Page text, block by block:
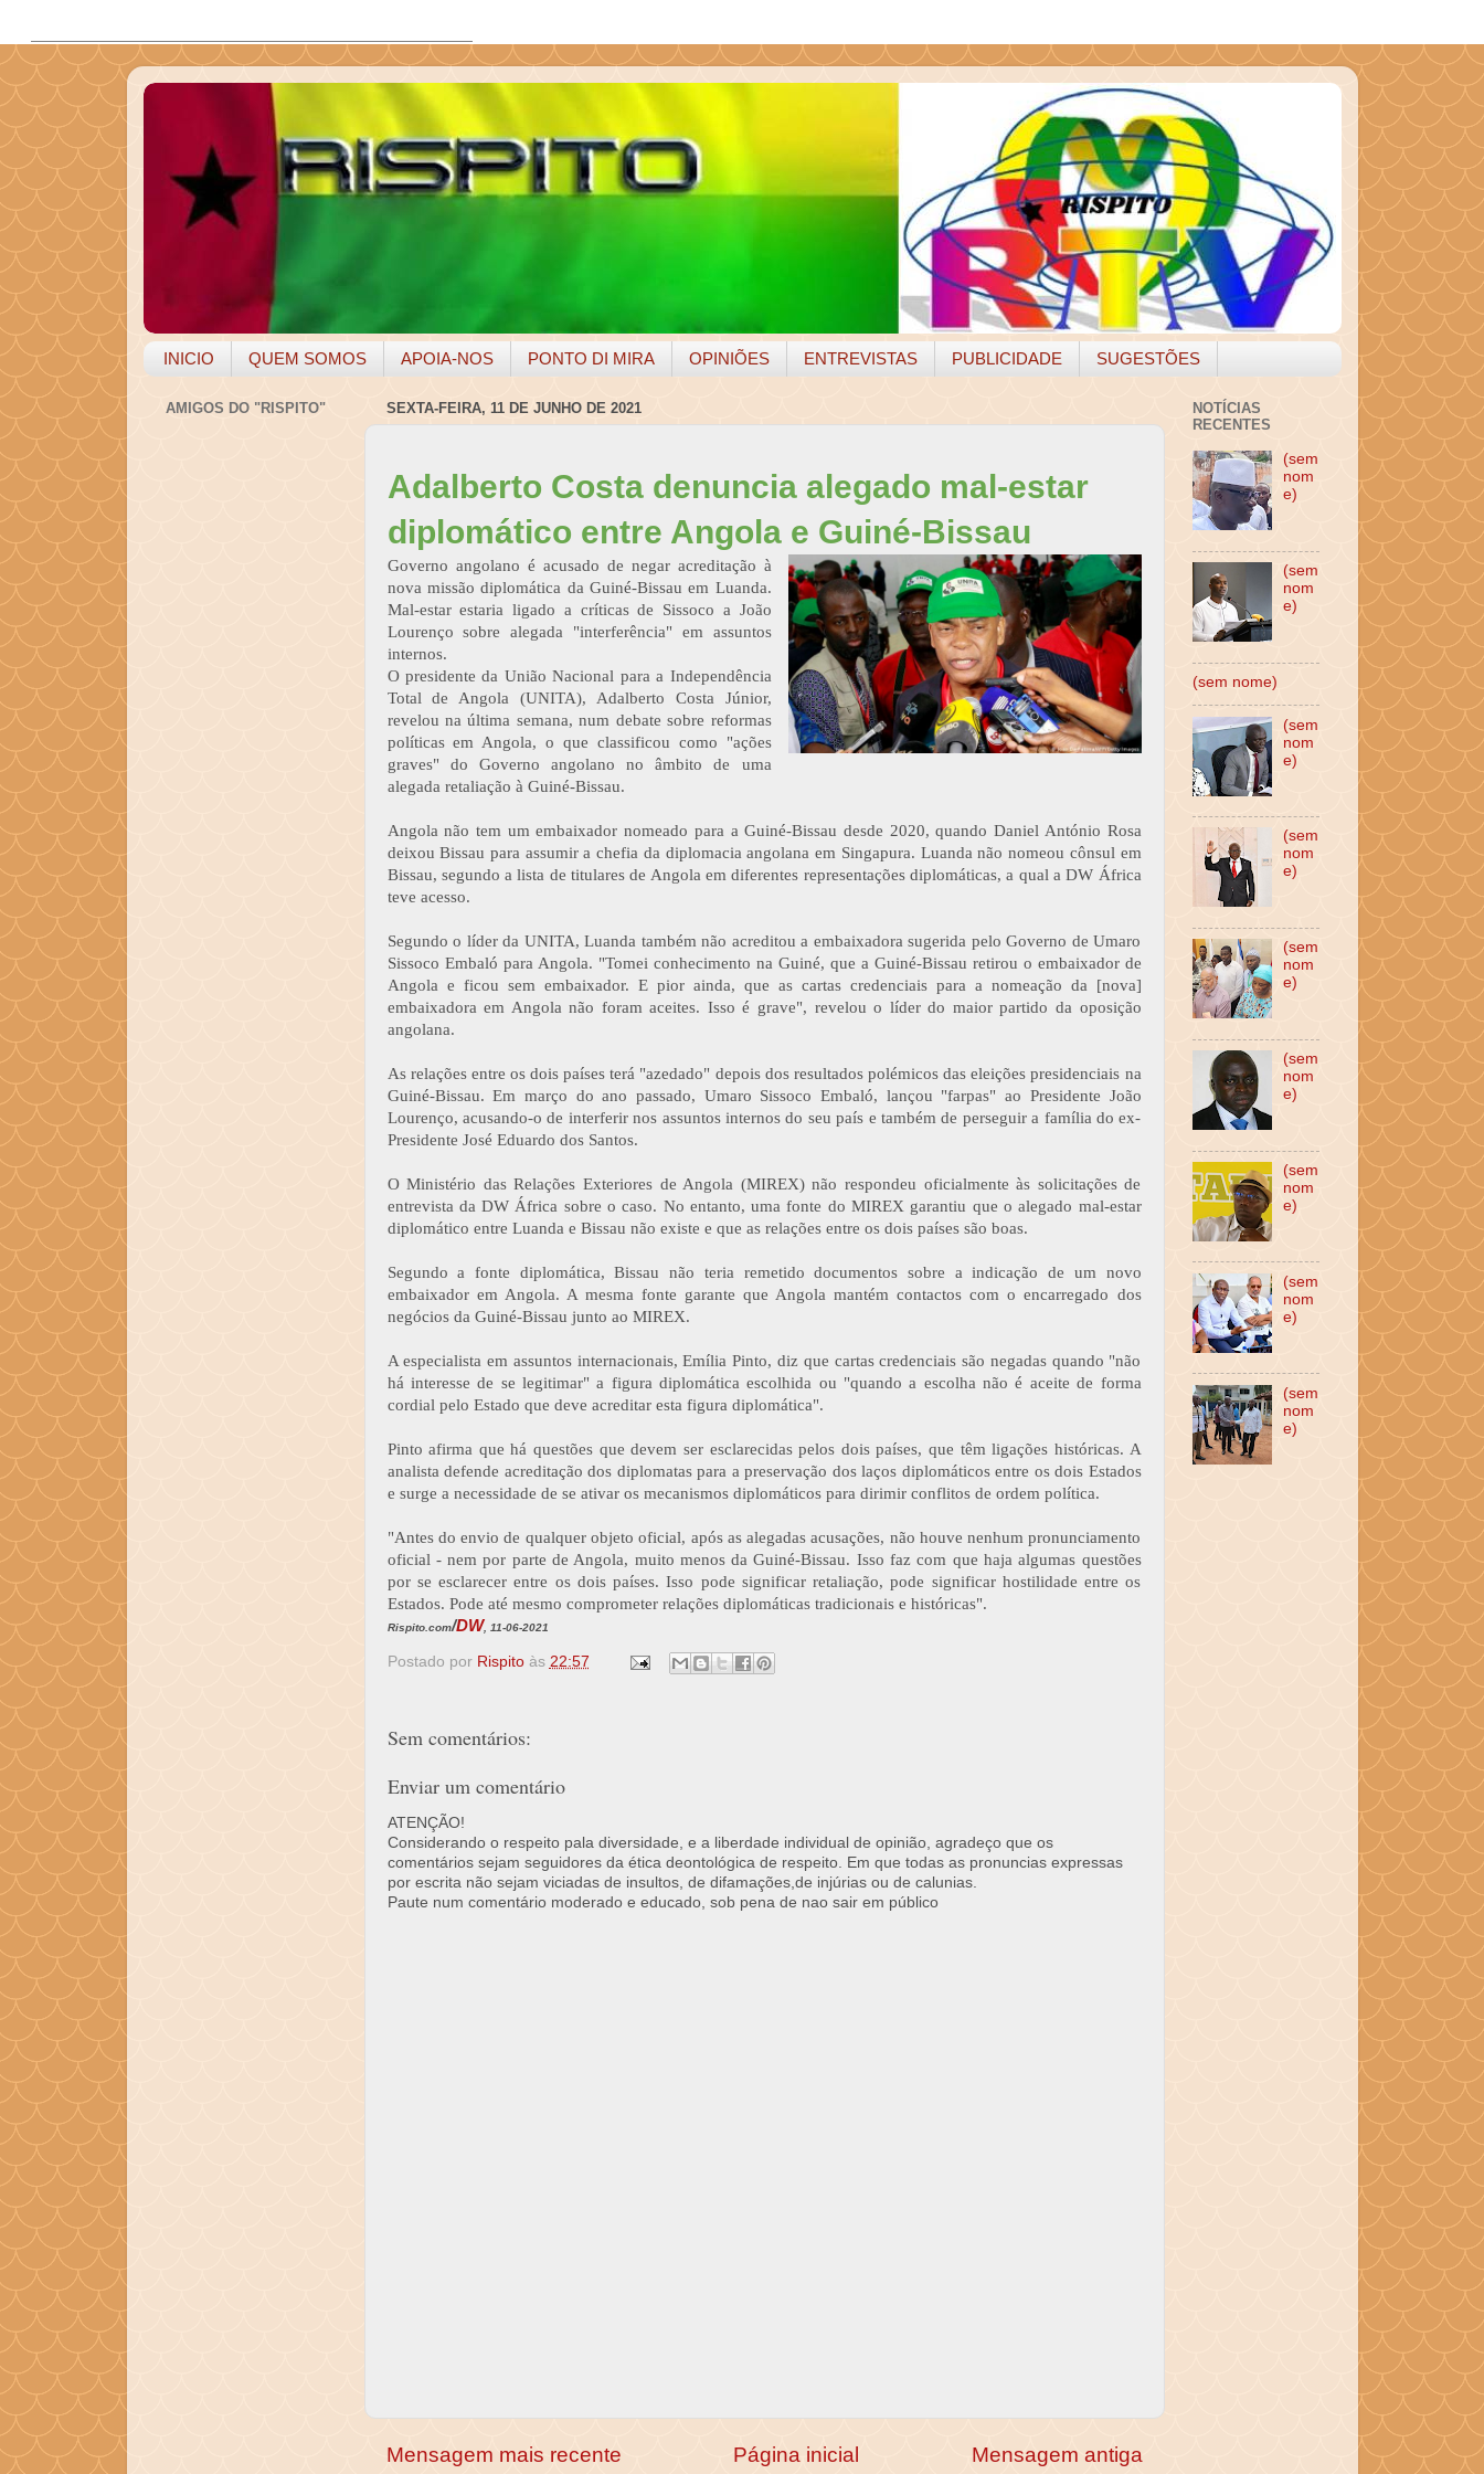
INICIO QUEM SOMOS APOIA-NOS PONTO DI MIRA OPINIÕES ENTREVISTAS PUBLICIDADE SUGESTÕES
SEXTA-FEIRA, 11 DE JUNHO DE 2021
Adalberto Costa denuncia alegado mal-estar
diplomático entre Angola e Guiné-Bissau
Governo angolano é acusado de negar acreditação à
nova missão diplomática da Guiné-Bissau em Luanda.
Mal-estar estaria ligado a críticas de Sissoco a João
Lourenço sobre alegada "interferência" em assuntos
internos.
O presidente da União Nacional para a Independência
Total de Angola (UNITA), Adalberto Costa Júnior,
revelou na última semana, num debate sobre reformas
políticas em Angola, o que classificou como "ações
graves" do Governo angolano no âmbito de uma
alegada retaliação à Guiné-Bissau.
Angola não tem um embaixador nomeado para a Guiné-Bissau desde 2020, quando Daniel António Rosa
deixou Bissau para assumir a chefia da diplomacia angolana em Singapura. Luanda não nomeou cônsul em
Bissau, segundo a lista de titulares de Angola em diferentes representações diplomáticas, a qual a DW África
teve acesso.
Segundo o líder da UNITA, Luanda também não acreditou a embaixadora sugerida pelo Governo de Umaro
Sissoco Embaló para Angola. "Tomei conhecimento na Guiné, que a Guiné-Bissau retirou o embaixador de
Angola e ficou sem embaixador. E pior ainda, que as cartas credenciais para a nomeação da [nova]
embaixadora em Angola não foram aceites. Isso é grave", revelou o líder do maior partido da oposição
angolana.
As relações entre os dois países terá "azedado" depois dos resultados polémicos das eleições presidenciais na
Guiné-Bissau. Em março do ano passado, Umaro Sissoco Embaló, lançou "farpas" ao Presidente João
Lourenço, acusando-o de interferir nos assuntos internos do seu país e também de perseguir a família do ex-
Presidente José Eduardo dos Santos.
O Ministério das Relações Exteriores de Angola (MIREX) não respondeu oficialmente às solicitações de
entrevista da DW África sobre o caso. No entanto, uma fonte do MIREX garantiu que o alegado mal-estar
diplomático entre Luanda e Bissau não existe e que as relações entre os dois países são boas.
Segundo a fonte diplomática, Bissau não teria remetido documentos sobre a indicação de um novo
embaixador em Angola. A mesma fonte garante que Angola mantém contactos com o encarregado dos
negócios da Guiné-Bissau junto ao MIREX.
A especialista em assuntos internacionais, Emília Pinto, diz que cartas credenciais são negadas quando "não
há interesse de se legitimar" a figura diplomática escolhida ou "quando a escolha não é aceite de forma
cordial pelo Estado que deve acreditar esta figura diplomática".
Pinto afirma que há questões que devem ser esclarecidas pelos dois países, que têm ligações históricas. A
analista defende acreditação dos diplomatas para a preservação dos laços diplomáticos entre os dois Estados
e surge a necessidade de se ativar os mecanismos diplomáticos para dirimir conflitos de ordem política.
"Antes do envio de qualquer objeto oficial, após as alegadas acusações, não houve nenhum pronunciamento
oficial - nem por parte de Angola, muito menos da Guiné-Bissau. Isso faz com que haja algumas questões
por se esclarecer entre os dois países. Isso pode significar retaliação, pode significar hostilidade entre os
Estados. Pode até mesmo comprometer relações diplomáticas tradicionais e históricas".
Rispito.com/DW, 11-06-2021
Postado por Rispito às 22:57
Sem comentários:
Enviar um comentário
ATENÇÃO!
Considerando o respeito pala diversidade, e a liberdade individual de opinião, agradeço que os
comentários sejam seguidores da ética deontológica de respeito. Em que todas as pronuncias expressas
por escrita não sejam viciadas de insultos, de difamações,de injúrias ou de calunias.
Paute num comentário moderado e educado, sob pena de nao sair em público
Mensagem mais recente Mensagem antiga
Página inicial
AMIGOS DO "RISPITO"
NOTÍCIAS
RECENTES
(sem
nom
e)
(sem
nom
e)
(sem nome)
(sem
nom
e)
(sem
nom
e)
(sem
nom
e)
(sem
nom
e)
(sem
nom
e)
(sem
nom
e)
(sem
nom
e)